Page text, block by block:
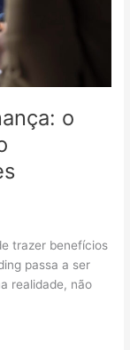
o
trazer benefícios
passa a ser
realidade, não